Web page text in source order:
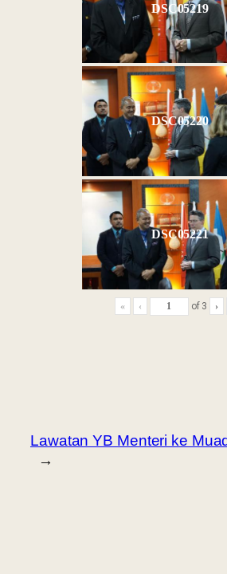
DSC05219
DSC05220
DSC05221
« ‹ of 3 ›
Lawatan YB Menteri ke
→